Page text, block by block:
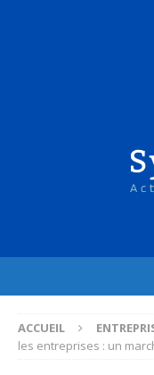
ACCUEIL
les entreprises : un